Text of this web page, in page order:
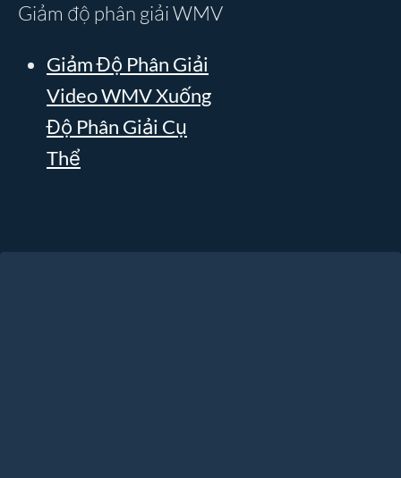
Giảm độ phân giải WMV
Giảm Độ Phân Giải
Video WMV Xuống
Độ Phân Giải Cụ
Thể